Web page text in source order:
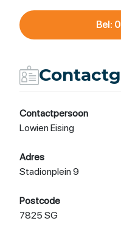
Bel:
Contactpersoon
Lowien Eising
Adres
Stadionplein 9
Postcode
7825 SG